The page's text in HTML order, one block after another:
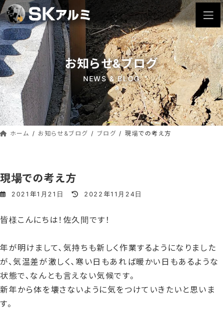
コ
ン
テ
ン
ツ
へ
ス
キ
ッ
プ
ナ
ビ
ゲ
ー
シ
ョ
ン
に
移
動
お知らせ&ブログ
NEWS & BLOG
ホーム お知らせ&ブログ ブログ 現場での考え方
現場での考え方
2021年1月21日
最
新
:
2022年11月24日
皆様こんにちは！佐久間です！
年が明けまして、気持ちも新しく作業するようになりました
が、気温差が激しく、寒い日もあれば暖かい日もあるような
状態で、なんとも言えない気候です。
新年から体を壊さないように気をつけていきたいと思いま
す。